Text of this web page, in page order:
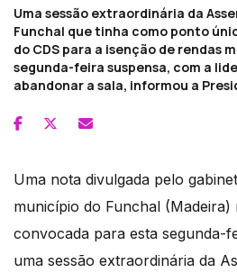
Uma sessão extraordinária da
Funchal que tinha como ponto
do CDS para a isenção de rendas
segunda-feira suspensa, com a
abandonar a sala, informou a
Uma nota divulgada pelo
município do Funchal (Madeira)
convocada para esta segunda-
uma sessão extraordinária da